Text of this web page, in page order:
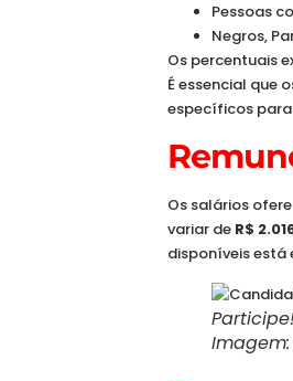
Pessoas
Negros,
Os percentuais
É essencial que
específicos
Os salários
variar de R$
disponíveis está